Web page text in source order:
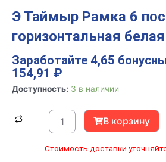
Э Таймыр Рамка 6
горизонтальная
Заработайте 4,65
154,91 ₽
Доступность: 3 в наличии
Количество
Таймыр
В корзину
Стоимость доставки